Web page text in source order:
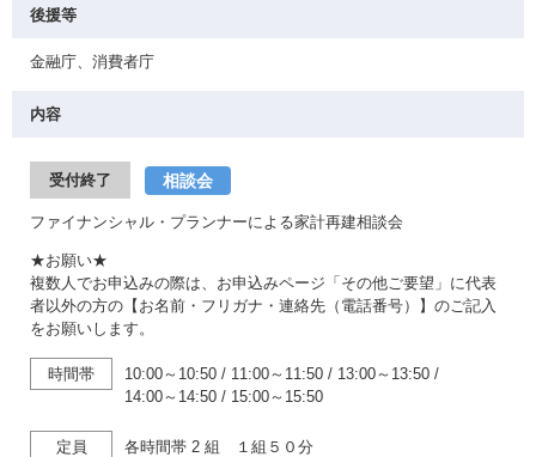
後援等
金融庁、消費者庁
内容
受付終了 相談会
ファイナンシャル・プランナーによる家計再建相談会
★お願い★
複数人でお申込みの際は、お申込みページ「その他ご要望」に代表
者以外の方の【お名前・フリガナ・連絡先（電話番号）】のご記入
をお願いします。
時間帯 10:00～10:50 / 11:00～11:50 / 13:00～13:50 /
14:00～14:50 / 15:00～15:50
定員 各時間帯 2 組 １組５０分